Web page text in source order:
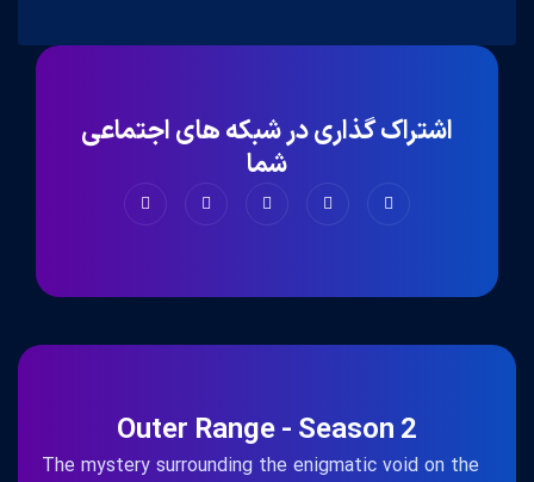
اشتراک گذاری در شبکه های اجتماعی
شما
Outer Range - Season 2
The mystery surrounding the enigmatic void on the